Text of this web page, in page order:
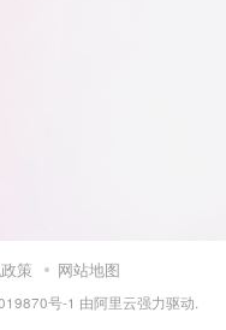
策 网站地图
号-1 由阿里云强力驱动.